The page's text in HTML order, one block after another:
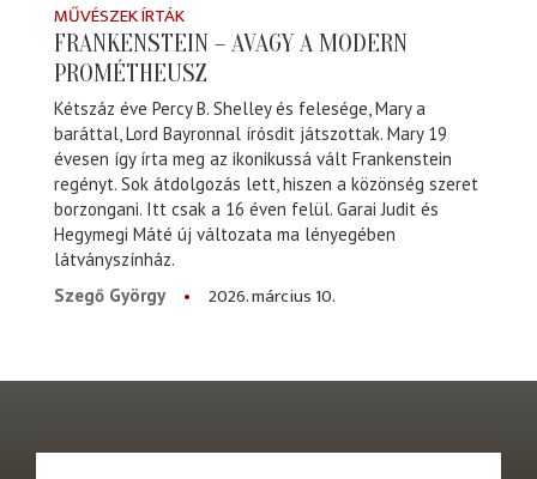
MŰVÉSZEK ÍRTÁK
FRANKENSTEIN – AVAGY A MODERN
PROMÉTHEUSZ
Kétszáz éve Percy B. Shelley és felesége, Mary a
baráttal, Lord Bayronnal írósdit játszottak. Mary 19
évesen így írta meg az ikonikussá vált Frankenstein
regényt. Sok átdolgozás lett, hiszen a közönség szeret
borzongani. Itt csak a 16 éven felül. Garai Judit és
Hegymegi Máté új változata ma lényegében
látványszínház.
Szegő György
2026. március 10.